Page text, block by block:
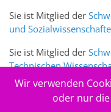
Sie ist Mitglied der
und
Sie ist Mitglied der
Technischen
Sie ist zudem Mitglied
Wir verwenden
oder nur